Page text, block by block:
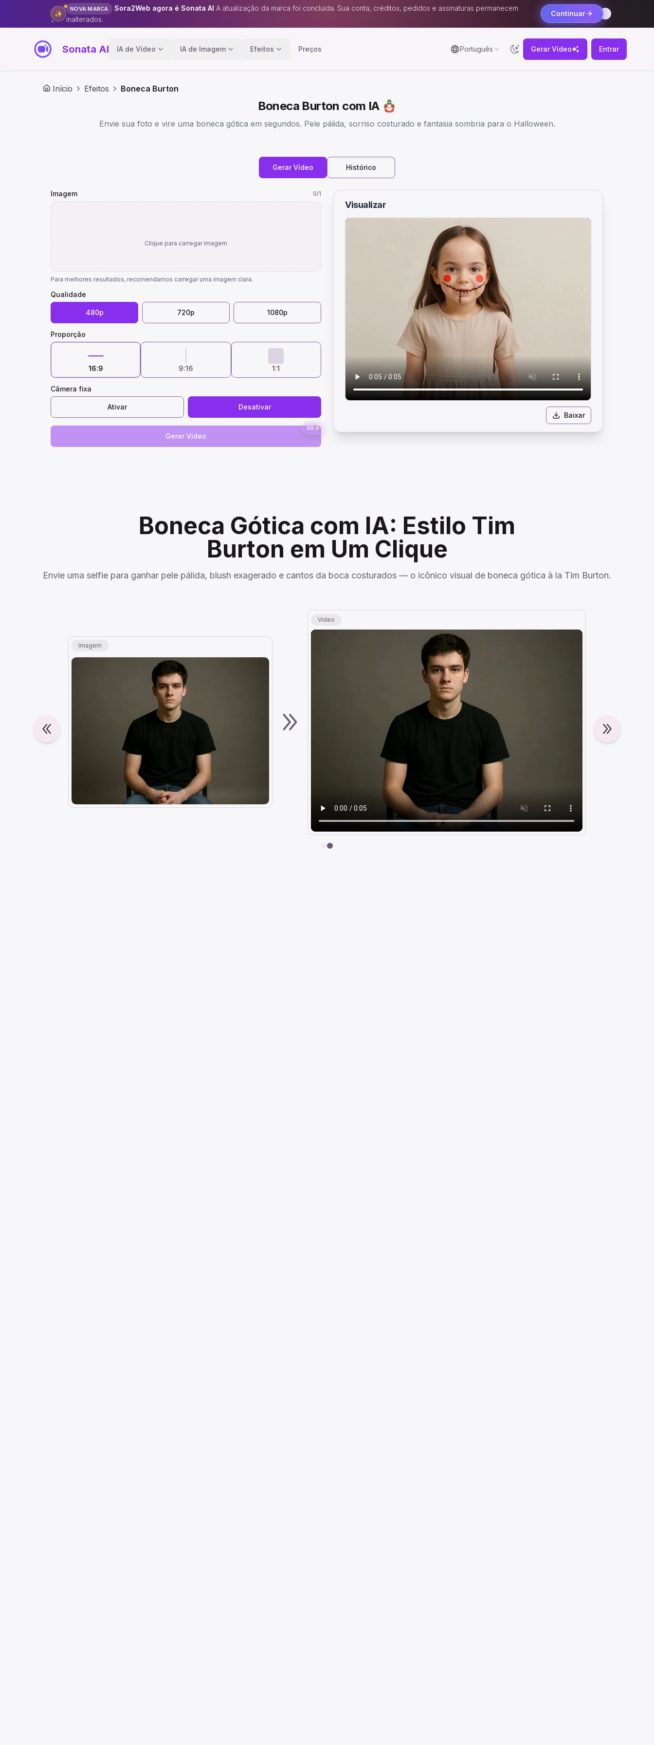
✨
NOVA MARCA Sora2Web agora é Sonata AI A atualização da marca foi concluída. Sua conta, créditos, pedidos e assinaturas permanecem
inalterados.
Continuar
Sonata AI IA de Vídeo IA de Imagem Efeitos Preços Português Gerar Vídeo Entrar
Início Efeitos Boneca Burton
Boneca Burton com IA 🪆
Envie sua foto e vire uma boneca gótica em segundos. Pele pálida, sorriso costurado e fantasia sombria para o Halloween.
Gerar Vídeo Histórico
Imagem 0/1
Clique para carregar imagem
Para melhores resultados, recomendamos carregar uma imagem clara.
Qualidade
480p 720p 1080p
Proporção
16:9 9:16 1:1
Câmera fixa
Ativar Desativar
30 ⚡
Gerar Vídeo
Visualizar
Baixar
Boneca Gótica com IA: Estilo Tim
Burton em Um Clique
Envie uma selfie para ganhar pele pálida, blush exagerado e cantos da boca costurados — o icônico visual de boneca gótica à la Tim Burton.
Imagem
Vídeo